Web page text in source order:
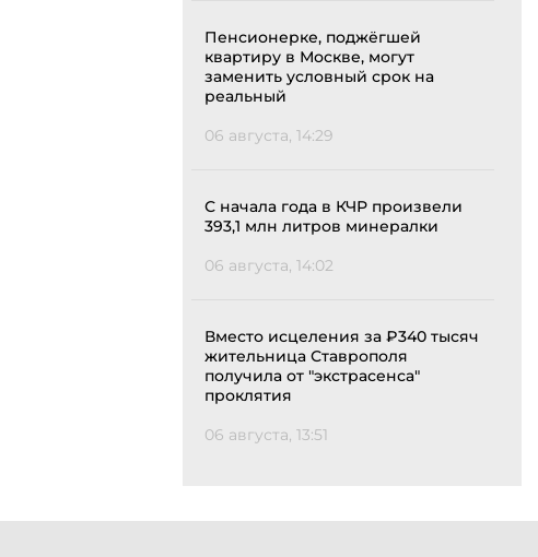
Пенсионерке, поджёгшей
квартиру в Москве, могут
заменить условный срок на
реальный
06 августа, 14:29
С начала года в КЧР произвели
393,1 млн литров минералки
06 августа, 14:02
Вместо исцеления за ₽340 тысяч
жительница Ставрополя
получила от "экстрасенса"
проклятия
06 августа, 13:51